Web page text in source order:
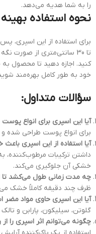
را به شما هدیه می‌دهد.
نحوه استفاده
تا 30 سانتی‌متری از
کنید. اجازه دهید تا محصول
خود به طور کامل بهره‌مند
سؤالات متداول:
آیا این اسپری برای انواع
برای انواع پوست طراحی شده
آیا استفاده از این اسپری
داشتن ترکیبات
خشکی آن جلوگیری می‌کند.
چه مدت زمانی طول می‌کشد
ظرف چند دقیقه کاملاً خشک
آیا این اسپری حاوی مواد مضر
گلوتن، سیلیکون، پارابن و
چگونه می‌توانم اثر اسپری را